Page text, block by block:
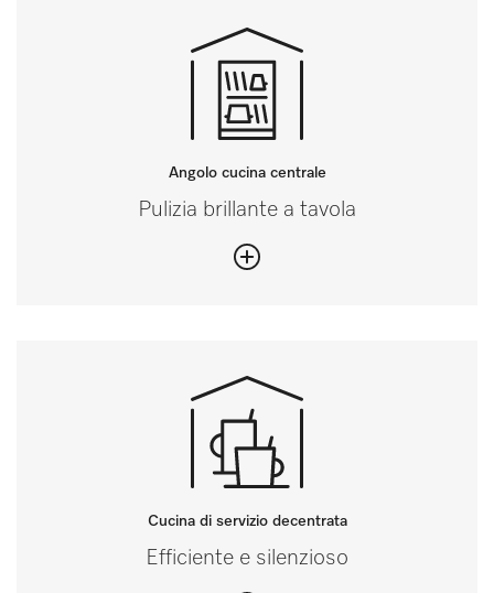
Angolo cucina centrale
Pulizia brillante a tavola
Cucina di servizio decentrata
Efficiente e silenzioso